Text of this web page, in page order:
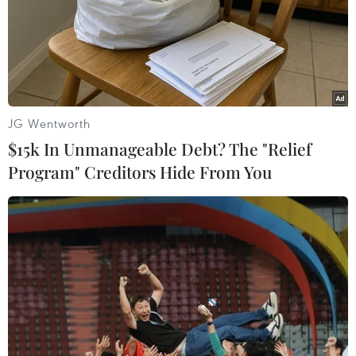
tăng giá vé trên các tuyến
Shinkansen hiện nay hay không.
(TTXVN/Vietnam+)
JG Wentworth
$15k In Unmanageable Debt? The "Relief
Program" Creditors Hide From You